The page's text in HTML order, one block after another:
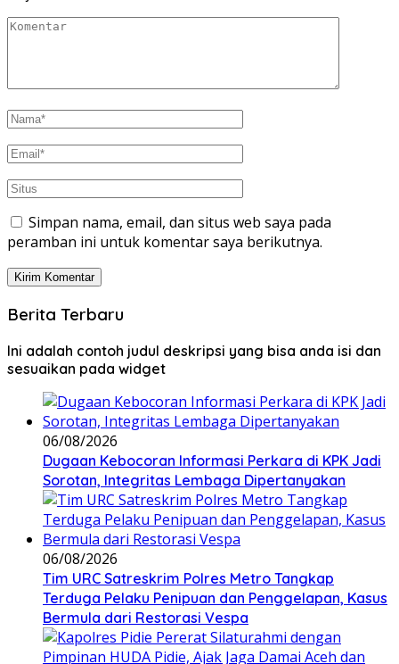
Simpan nama, email, dan situs web saya pada
peramban ini untuk komentar saya berikutnya.
Berita Terbaru
Ini adalah contoh judul deskripsi yang bisa anda isi dan
sesuaikan pada widget
06/08/2026
Dugaan Kebocoran Informasi Perkara di KPK Jadi
Sorotan, Integritas Lembaga Dipertanyakan
06/08/2026
Tim URC Satreskrim Polres Metro Tangkap
Terduga Pelaku Penipuan dan Penggelapan, Kasus
Bermula dari Restorasi Vespa